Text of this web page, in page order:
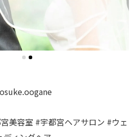
美容室 #宇都宮ヘアサロン #ウェ